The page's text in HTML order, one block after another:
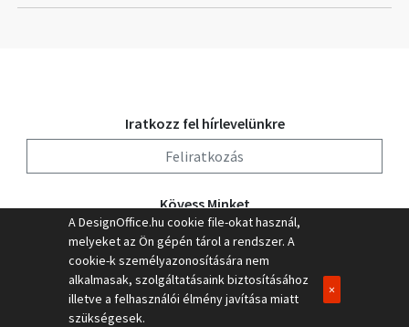
Iratkozz fel hírlevelünkre
Feliratkozás
Kövess Minket
A DesignOffice.hu cookie file-okat használ,
melyeket az Ön gépén tárol a rendszer. A
cookie-k személyazonosítására nem
alkalmasak, szolgáltatásaink biztosításához
illetve a felhasználói élmény javítása miatt
szükségesek.
×